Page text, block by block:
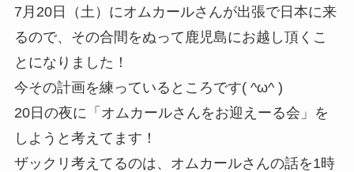
7月20日（土）にオムカールさんが出張で日本に来
るので、その合間をぬって鹿児島にお越し頂くこ
とになりました！
今その計画を練っているところです( ^ω^ )
20日の夜に「オムカールさんをお迎えーる会」を
しようと考えてます！
ザックリ考えてるのは、オムカールさんの話を1時